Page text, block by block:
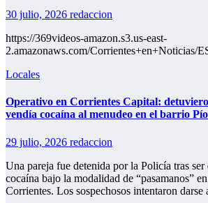
30 julio, 2026 redaccion
https://369videos-amazon.s3.us-east-
2.amazonaws.com/
Locales
Operativo en Corrientes Capital:
vendía cocaína al menudeo en el barrio
29 julio, 2026 redaccion
Una pareja fue detenida por la Policía tras
cocaína bajo la modalidad de “pasamanos”
Corrientes. Los sospechosos intentaron